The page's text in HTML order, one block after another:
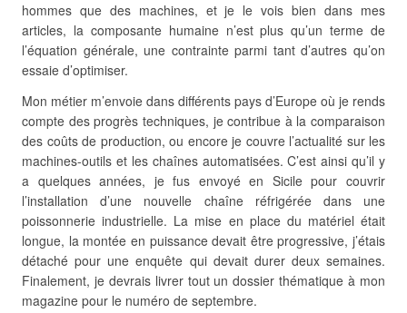
hommes que des machines, et je le vois bien dans mes
articles, la composante humaine n’est plus qu’un terme de
l’équation générale, une contrainte parmi tant d’autres qu’on
essaie d’optimiser.
Mon métier m’envoie dans différents pays d’Europe où je rends
compte des progrès techniques, je contribue à la comparaison
des coûts de production, ou encore je couvre l’actualité sur les
machines-outils et les chaînes automatisées. C’est ainsi qu’il y
a quelques années, je fus envoyé en Sicile pour couvrir
l’installation d’une nouvelle chaîne réfrigérée dans une
poissonnerie industrielle. La mise en place du matériel était
longue, la montée en puissance devait être progressive, j’étais
détaché pour une enquête qui devait durer deux semaines.
Finalement, je devrais livrer tout un dossier thématique à mon
magazine pour le numéro de septembre.